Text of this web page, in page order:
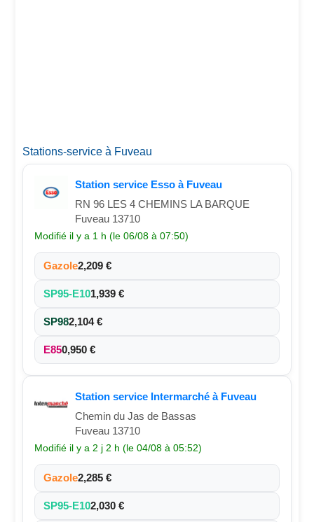
Stations-service à Fuveau
Station service Esso à Fuveau
RN 96 LES 4 CHEMINS LA BARQUE
Fuveau 13710
Modifié il y a 1 h (le 06/08 à 07:50)
Gazole2,209 €
SP95-E101,939 €
SP982,104 €
E850,950 €
Station service Intermarché à Fuveau
Chemin du Jas de Bassas
Fuveau 13710
Modifié il y a 2 j 2 h (le 04/08 à 05:52)
Gazole2,285 €
SP95-E102,030 €